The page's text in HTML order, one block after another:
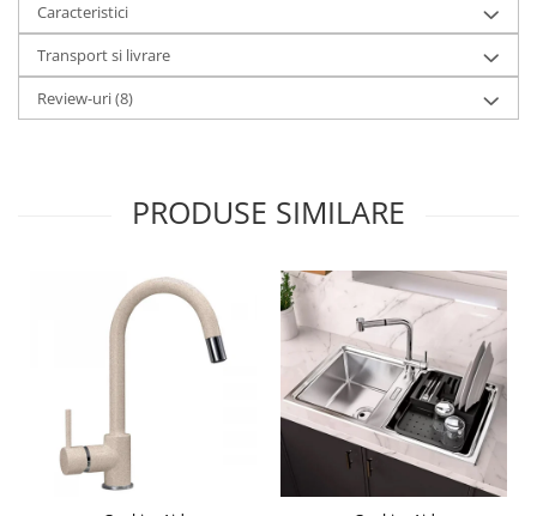
Caracteristici
Transport si livrare
Review-uri(8)
PRODUSE SIMILARE